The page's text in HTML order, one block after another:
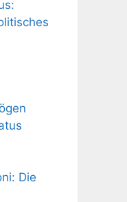
Die